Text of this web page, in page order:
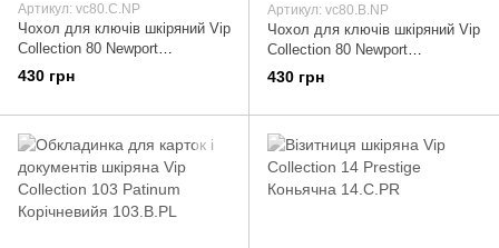
Артикул: vc80.С.NP
Чохол для ключів шкіряний Vip
Collection 80 Newport
Коньячний 80.С.NP 80.С.NP
430 грн
Артикул: vc80.В.NP
Чохол для ключів шкіряний Vip
Collection 80 Newport
Коричневий 80.В.NP
430 грн